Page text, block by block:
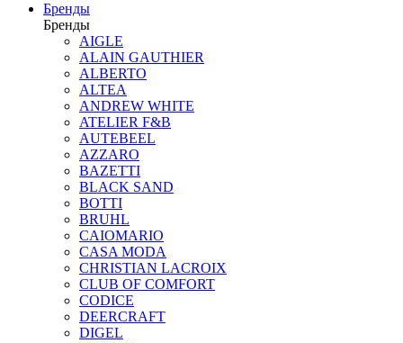
Бренды
Бренды
AIGLE
ALAIN GAUTHIER
ALBERTO
ALTEA
ANDREW WHITE
ATELIER F&B
AUTEBEEL
AZZARO
BAZETTI
BLACK SAND
BOTTI
BRUHL
CAIOMARIO
CASA MODA
CHRISTIAN LACROIX
CLUB OF COMFORT
CODICE
DEERCRAFT
DIGEL